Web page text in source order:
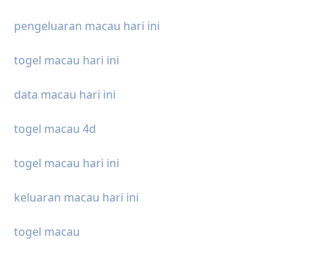
pengeluaran macau hari ini
togel macau hari ini
data macau hari ini
togel macau 4d
togel macau hari ini
keluaran macau hari ini
togel macau